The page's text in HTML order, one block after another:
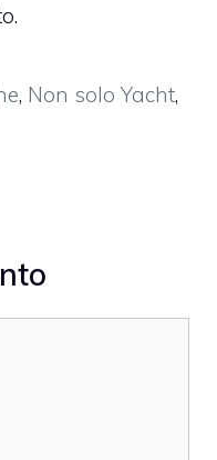
, Non solo Yacht,